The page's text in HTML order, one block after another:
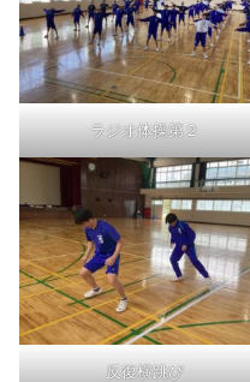
ラジオ体操第２
反復横跳び